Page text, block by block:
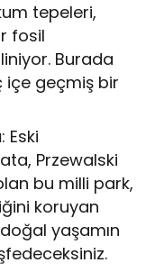
tepeleri,
fosil
Burada
içe geçmiş bir
: Eski
Przewalski
bu milli park,
koruyan
yaşamın